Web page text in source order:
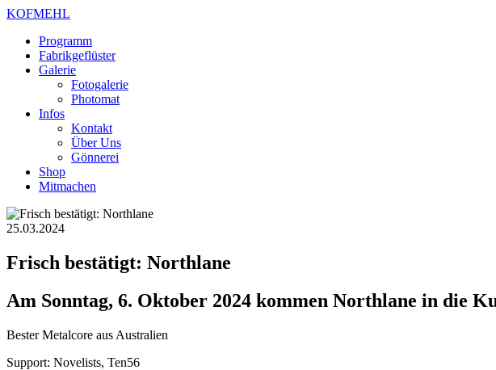
KOFMEHL
Programm
Fabrikgeflüster
Galerie
Fotogalerie
Photomat
Infos
Kontakt
Über Uns
Gönnerei
Shop
Mitmachen
25.03.2024
Frisch bestätigt: Northlane
Am Sonntag, 6. Oktober 2024 kommen Northlane in die
Bester Metalcore aus Australien
Support: Novelists, Ten56